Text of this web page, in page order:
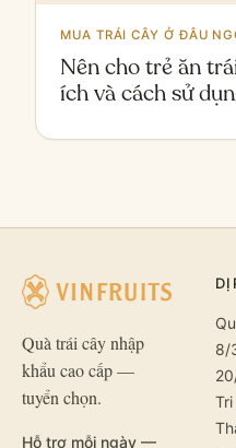
MUA TRÁI CÂY Ở ĐÂU
Nên cho trẻ ăn
ích và cách sử
Quà trái cây nhập
khẩu cao cấp —
tuyển chọn.
Hỗ trợ mỗi ngày —
8/